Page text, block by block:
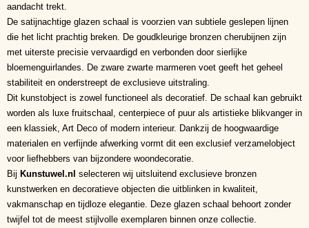
aandacht trekt.
De satijnachtige glazen schaal is voorzien van subtiele geslepen lijnen
die het licht prachtig breken. De goudkleurige bronzen cherubijnen zijn
met uiterste precisie vervaardigd en verbonden door sierlijke
bloemenguirlandes. De zware zwarte marmeren voet geeft het geheel
stabiliteit en onderstreept de exclusieve uitstraling.
Dit kunstobject is zowel functioneel als decoratief. De schaal kan gebruikt
worden als luxe fruitschaal, centerpiece of puur als artistieke blikvanger in
een klassiek, Art Deco of modern interieur. Dankzij de hoogwaardige
materialen en verfijnde afwerking vormt dit een exclusief verzamelobject
voor liefhebbers van bijzondere woondecoratie.
Bij Kunstuwel.nl selecteren wij uitsluitend exclusieve bronzen
kunstwerken en decoratieve objecten die uitblinken in kwaliteit,
vakmanschap en tijdloze elegantie. Deze glazen schaal behoort zonder
twijfel tot de meest stijlvolle exemplaren binnen onze collectie.